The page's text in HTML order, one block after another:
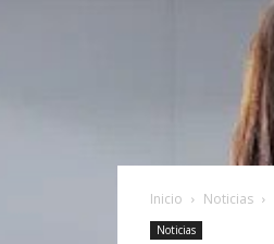
Inicio Noticias
Noticias